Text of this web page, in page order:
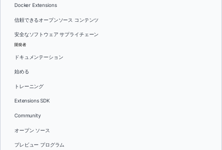
Docker Extensions
信頼できるオープンソース コンテンツ
安全なソフトウェア サプライチェーン
開発者
ドキュメンテーション
始める
トレーニング
Extensions SDK
Community
オープン ソース
プレビュー プログラム